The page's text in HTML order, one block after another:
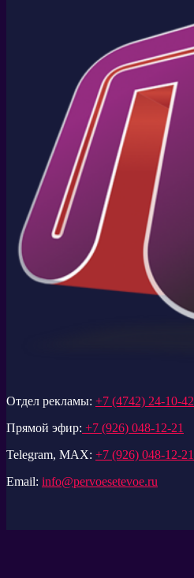
Отдел рекламы: +7 (4742) 24-10-42
Прямой эфир: +7 (926) 048-12-21
Telegram, MAX: +7 (926) 048-12-21
Email: info@pervoesetevoe.ru